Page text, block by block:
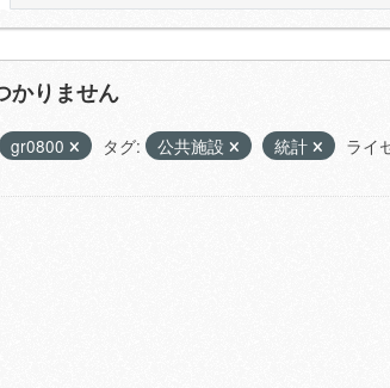
かりません
gr0800 タグ: 公共施設 統計 ライ